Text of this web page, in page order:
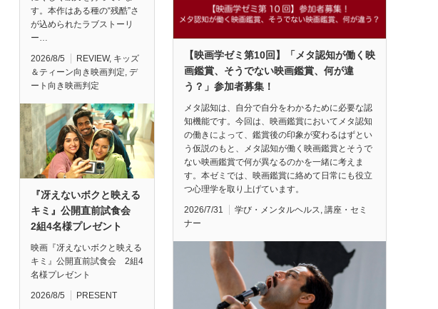
す。本作はある種の“残酷”さ
が込められたラブストーリ
ー…
2026/8/5 REVIEW, キッズ
＆ティーン向き映画判定 デ
ート向き映画判定
『冴えないボクと映える
キミ』公開直前試食会
2組4名様プレゼント
映画『冴えないボクと映える
キミ』公開直前試食会 2組4
名様プレゼント
2026/8/5 PRESENT
【映画学ゼミ第10回】「メタ認知が働く映
画鑑賞、そうでない映画鑑賞、何が違
う？」参加者募集！
メタ認知は、自分で自分をわかるために必要な認
知機能です。今回は、映画鑑賞においてメタ認知
の働きによって、鑑賞後の印象が変わるはずとい
う仮説のもと、メタ認知が働く映画鑑賞とそうで
ない映画鑑賞で何が異なるのかを一緒に考えま
す。本ゼミでは、映画鑑賞に絡めて日常にも役立
つ心理学を取り上げています。
2026/7/31 学び・メンタルヘルス, 講座・セミ
ナー